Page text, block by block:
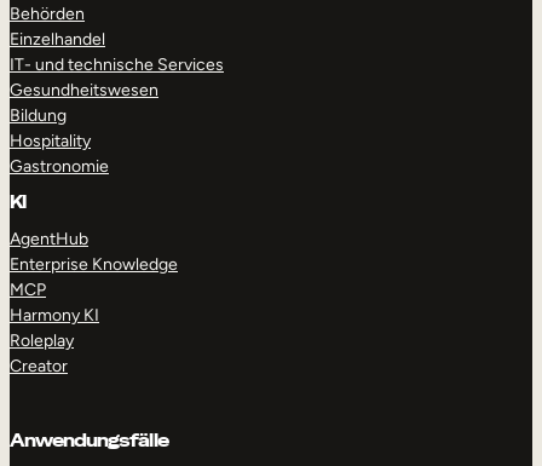
Behörden
Einzelhandel
IT- und technische Services
Gesundheitswesen
Bildung
Hospitality
Gastronomie
KI
AgentHub
Enterprise Knowledge
MCP
Harmony KI
Roleplay
Creator
Anwendungsfälle